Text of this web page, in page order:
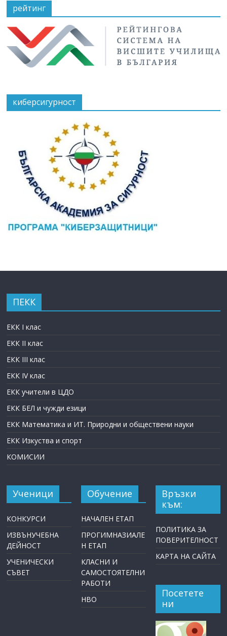
рейтинг
киберсигурност
ПЕКК
ЕКК I клас
ЕКК II клас
ЕКК III клас
ЕКК IV клас
ЕКК учители в ЦДО
ЕКК БЕЛ и чужди езици
ЕКК Математика и ИТ. Природни и обществени науки
ЕКК Изкуства и спорт
КОМИСИИ
Ученици
КОНКУРСИ
ИЗВЪНУЧЕБНА
ДЕЙНОСТ
УЧЕНИЧЕСКИ
СЪВЕТ
Обучение
НАЧАЛЕН ЕТАП
ПРОГИМНАЗИАЛЕ
Н ЕТАП
КЛАСНИ И
САМОСТОЯТЕЛНИ
РАБОТИ
НВО
Връзки
към:
ПОЛИТИКА ЗА
ПОВЕРИТЕЛНОСТ
КАРТА НА САЙТА
Посетете
ни